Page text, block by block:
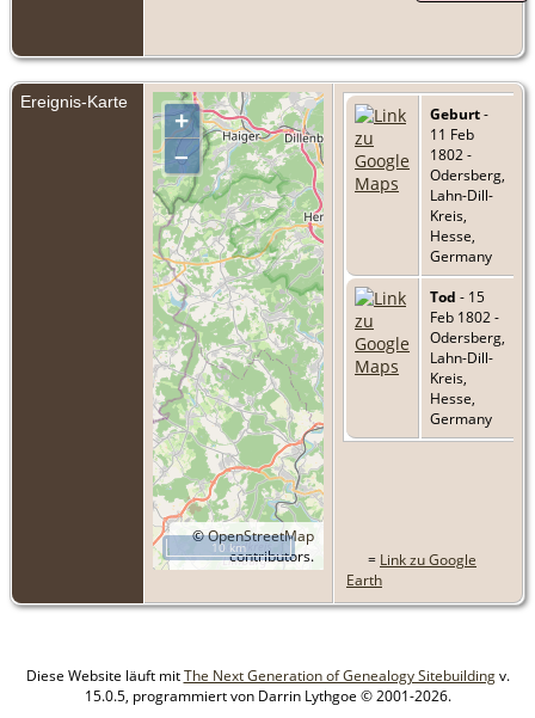
Ereignis-Karte
+
–
©OpenStreetMap
contributors.
10 km
Geburt-
11 Feb
1802 -
Odersberg,
Lahn-Dill-
Kreis,
Hesse,
Germany
Tod - 15
Feb 1802 -
Odersberg,
Lahn-Dill-
Kreis,
Hesse,
Germany
= Link zu Google
Earth
Diese Website läuft mitThe Next Generation of Genealogy Sitebuildingv.
15.0.5, programmiert von Darrin Lythgoe © 2001-2026.